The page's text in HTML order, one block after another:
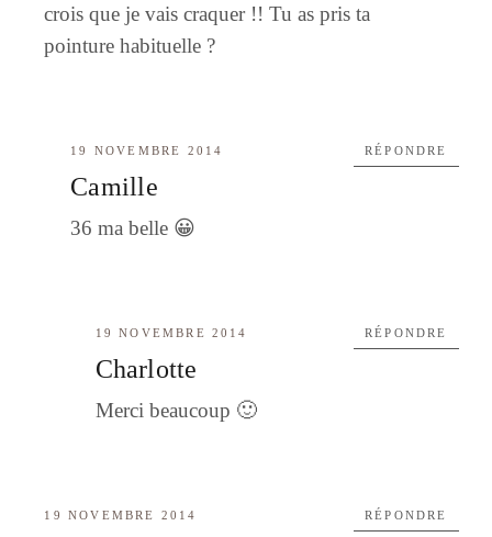
crois que je vais craquer !! Tu as pris ta
pointure habituelle ?
19 NOVEMBRE 2014
Camille
36 ma belle 😀
RÉPONDRE
19 NOVEMBRE 2014
Charlotte
Merci beaucoup 🙂
RÉPONDRE
19 NOVEMBRE 2014 RÉPONDRE